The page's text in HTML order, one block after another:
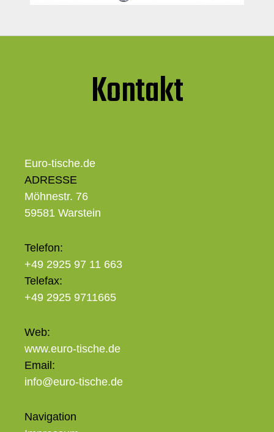
Kontakt
Euro-tische.de
ADRESSE
Möhnestr. 76
59581 Warstein
Telefon:
+49 2925 97 11 663
Telefax:
+49 2925 9711665
Web:
www.euro-tische.de
Email:
info@euro-tische.de
Navigation